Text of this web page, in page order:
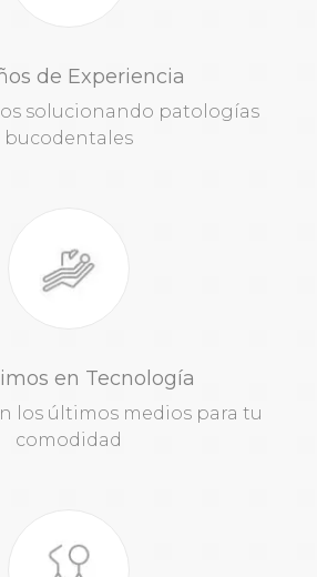
de Experiencia
solucionando patologías
bucodentales
en Tecnología
los últimos medios para tu
comodidad